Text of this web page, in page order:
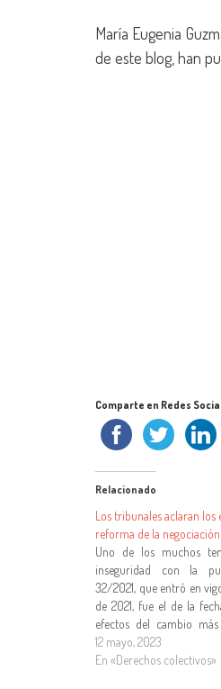
María Eugenia
de este blog, han
Comparte en Redes
Relacionado
Los tribunales aclaran los
reforma de la
Uno de los muchos
inseguridad con la
32/2021, que entró en
de 2021, fue el de la
efectos del cambio
operó en materia de
que fue la desaparición de…
12 mayo, 2023
En «Derechos colectivos»